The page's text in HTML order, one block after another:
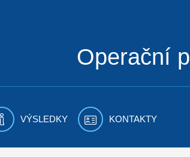
Operační
VÝSLEDKY KONTAKTY